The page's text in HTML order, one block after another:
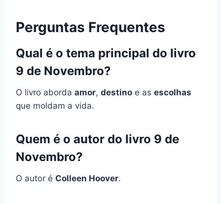
Perguntas Frequentes
Qual é o tema principal do livro
9 de Novembro?
O livro aborda amor, destino e as escolhas
que moldam a vida.
Quem é o autor do livro 9 de
Novembro?
O autor é Colleen Hoover.